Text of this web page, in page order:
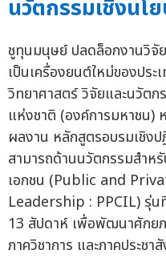
นวัตกรรมเชิงนโ
ชูทุนมนุษย์ ปลดล็อกงานวิจั
เป็นเครื่องยนต์ใหม่ของปร
วิทยาศาสตร์ วิจัยและนวัตก
แห่งชาติ (องค์การมหาชน)
ผลงาน หลักสูตรอบรมเชิง
สามารถด้านนวัตกรรมสำห
เอกชน (Public and
Leadership : PPCIL) รุ่น
13 สัปดาห์ เพื่อพัฒนาศักย
ภาควิชาการ และภาคประชา